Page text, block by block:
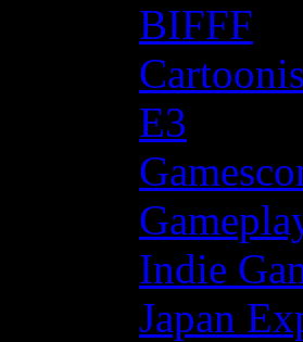
BIFFF
E3
Indie
Japan